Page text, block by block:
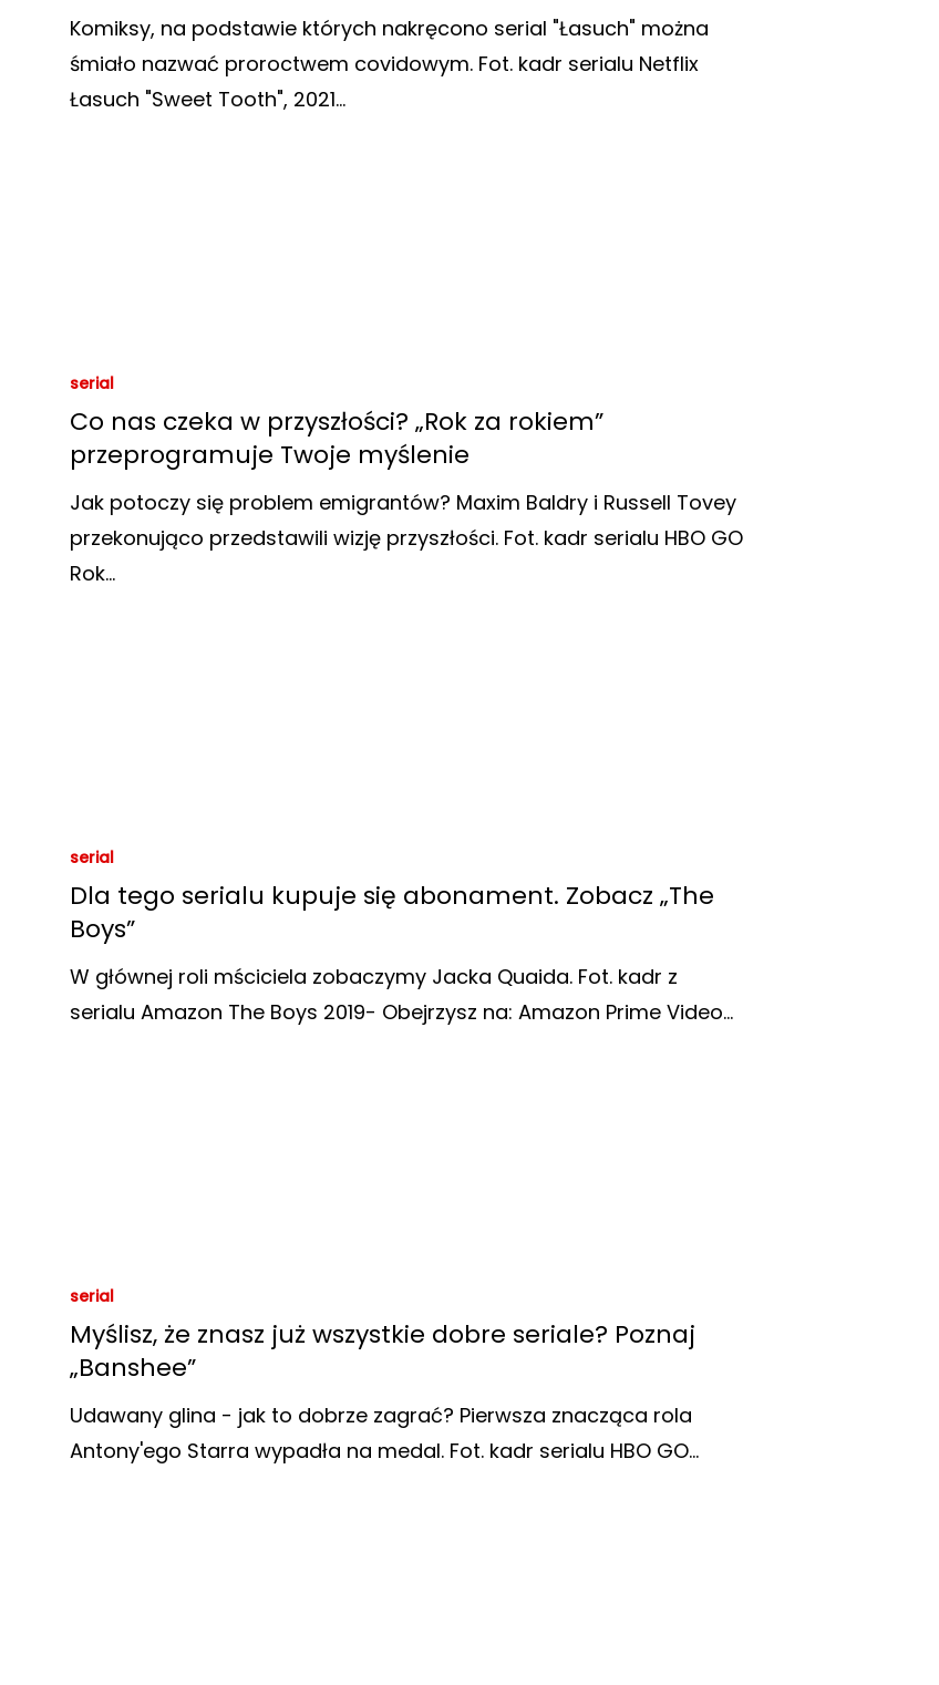
Komiksy, na podstawie których nakręcono serial "Łasuch" można
śmiało nazwać proroctwem covidowym. Fot. kadr serialu Netflix
Łasuch "Sweet Tooth", 2021…
serial
Co nas czeka w przyszłości? „Rok za rokiem”
przeprogramuje Twoje myślenie
Jak potoczy się problem emigrantów? Maxim Baldry i Russell Tovey
przekonująco przedstawili wizję przyszłości. Fot. kadr serialu HBO GO
Rok…
serial
Dla tego serialu kupuje się abonament. Zobacz „The
Boys”
W głównej roli mściciela zobaczymy Jacka Quaida. Fot. kadr z
serialu Amazon The Boys 2019- Obejrzysz na: Amazon Prime Video…
serial
Myślisz, że znasz już wszystkie dobre seriale? Poznaj
„Banshee”
Udawany glina - jak to dobrze zagrać? Pierwsza znacząca rola
Antony'ego Starra wypadła na medal. Fot. kadr serialu HBO GO…